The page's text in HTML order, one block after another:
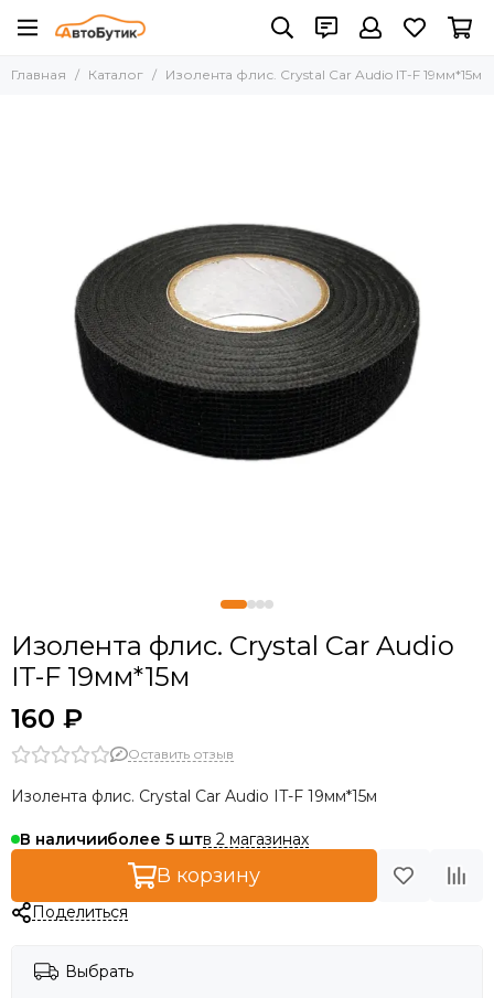
Главная Каталог Изолента флис. Crystal Car Audio IT-F 19мм*15м
Изолента флис. Crystal Car Audio
IT-F 19мм*15м
160 ₽
Оставить отзыв
Изолента флис. Crystal Car Audio IT-F 19мм*15м
В наличииболее 5 в 2 магазинах
В корзину
Поделиться
Выбрать